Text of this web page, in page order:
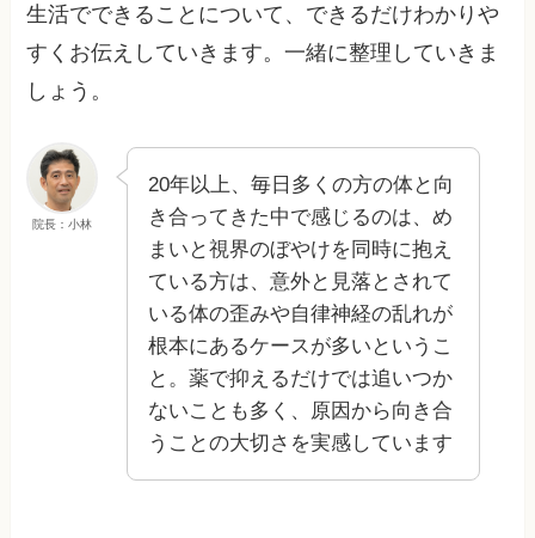
生活でできることについて、できるだけわかりや
すくお伝えしていきます。一緒に整理していきま
しょう。
院長：小林
20年以上、毎日多くの方の体と向
き合ってきた中で感じるのは、め
まいと視界のぼやけを同時に抱え
ている方は、意外と見落とされて
いる体の歪みや自律神経の乱れが
根本にあるケースが多いというこ
と。薬で抑えるだけでは追いつか
ないことも多く、原因から向き合
うことの大切さを実感しています